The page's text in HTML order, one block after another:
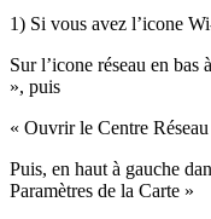
1) Si vous avez l’icone
Sur l’icone réseau en
», puis
« Ouvrir le Centre Réseau
Puis, en haut à gauche
Paramètres de la Carte »